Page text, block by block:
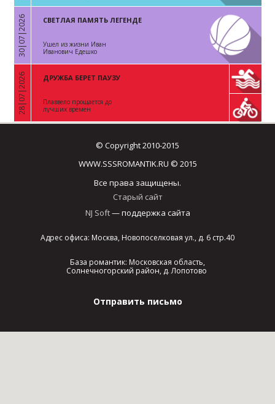
«
30|07|2026 СВЕТЛАЯ ПАМЯТЬ ЛЕГЕНДЕ
Ушел из жизни Иван
Иванович Едешко
«
28|07|2026 ДРУЖБА БЕРЕТ ПАУЗУ
Плаввело прощается до
лучших времен
© Copyright 2010-2015
WWW.SSSROMANTIK.RU © 2015
Все права защищены.
Старый сайт
NJ Soft— поддержка сайта
Адрес офиса: Москва, Новопоселковая ул., д. 6 стр.40
База романтик: Московская область,
Солнечногорский район, д. Лопотово
Отправить письмо